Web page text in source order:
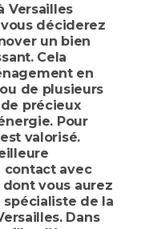
Versailles
déciderez
un bien
Cela
en
de plusieurs
précieux
Pour
valorisé.
avec
vous aurez
de la
Dans